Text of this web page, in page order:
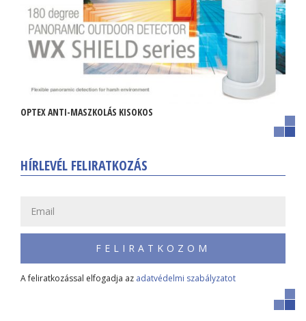
OPTEX ANTI-MASZKOLÁS KISOKOS
HÍRLEVÉL FELIRATKOZÁS
FELIRATKOZOM
A feliratkozással elfogadja az adatvédelmi szabályzatot